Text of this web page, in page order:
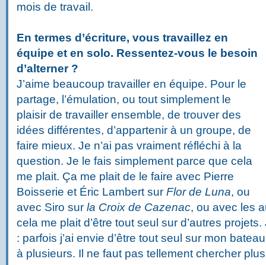
mois de travail.
En termes d’écriture, vous travaillez en
équipe et en solo. Ressentez-vous le besoin
d’alterner ?
J’aime beaucoup travailler en équipe. Pour le
partage, l’émulation, ou tout simplement le
plaisir de travailler ensemble, de trouver des
idées différentes, d’appartenir à un groupe, de
faire mieux. Je n’ai pas vraiment réfléchi à la
question. Je le fais simplement parce que cela
me plait. Ça me plait de le faire avec Pierre
Boisserie et Éric Lambert sur Flor de Luna, ou
avec Siro sur la Croix de Cazenac, ou avec les
cela me plait d’être tout seul sur d’autres
: parfois j’ai envie d’être tout seul sur mon
à plusieurs. Il ne faut pas tellement chercher